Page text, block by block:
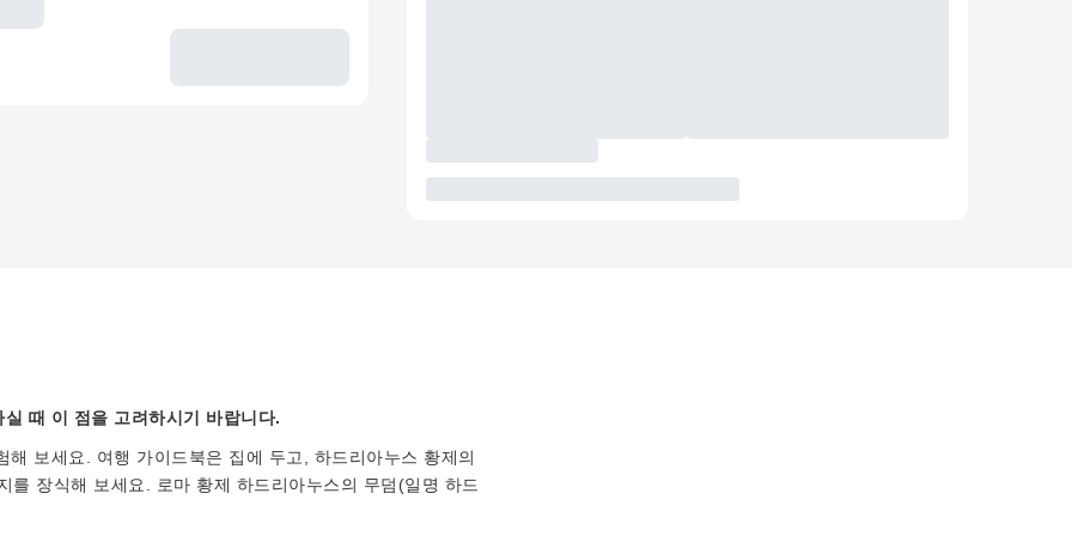
때 이 점을 고려하시기 바랍니다.
보세요. 여행 가이드북은 집에 두고, 하드리아누스 황제의
장식해 보세요. 로마 황제 하드리아누스의 무덤(일명 하드